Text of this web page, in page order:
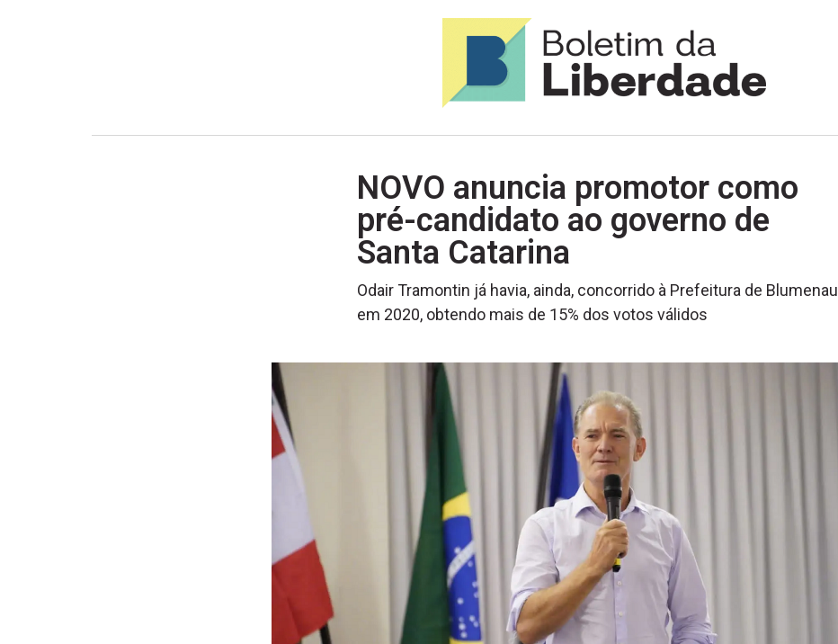
NOVO anuncia promotor como
pré-candidato ao governo de
Santa Catarina
Odair Tramontin já havia, ainda, concorrido à Prefeitura de Blumenau
em 2020, obtendo mais de 15% dos votos válidos